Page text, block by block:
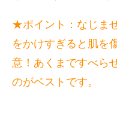
★ポイント：なじま
をかけすぎると肌を
意！あくまですべら
のがベストです。